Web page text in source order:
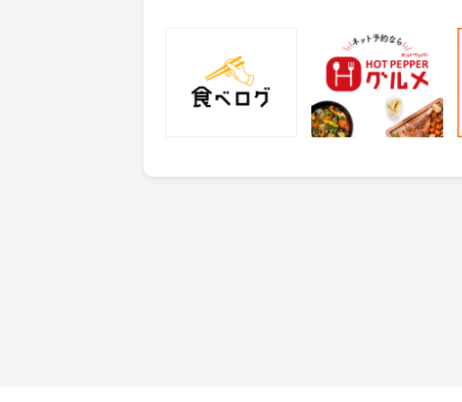
ポイント
獲得条件：サービス予約・
ホットペッパーグルメ
50 ポイント
獲得条件：店舗への来店